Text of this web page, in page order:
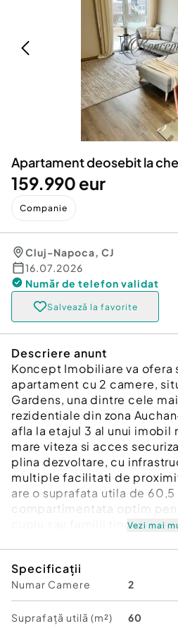
Animale de companie
Afaceri și echipamente
Inchiriere Bunuri si Vehicule
Utilaje agricole si industriale
Piese auto si accesorii
Dacia Duster
Apartament deosebit la
159.990 eur
Companie
Cluj-Napoca, CJ
16.07.2026
Număr de telefon validat
Salvează la favorite
Descriere anunt
Koncept Imobiliare va ofera
apartament cu 2 camere,
Gardens, una dintre cele
rezidentiale din zona
afla la etajul 3 al unui imobil
mare viteza si acces
plina dezvoltare, cu
multiple facilitati de
are o suprafata utila de 60,5
compartimentata optim
cuplu sau familii tinere:
euro. Finisajele interioare
cu materiale de calitate
in pardoseala, sustinuta de
contribuie la eficienta
Vezi mai
Specificații
Numar Camere 2
Suprafață utilă (m²) 60